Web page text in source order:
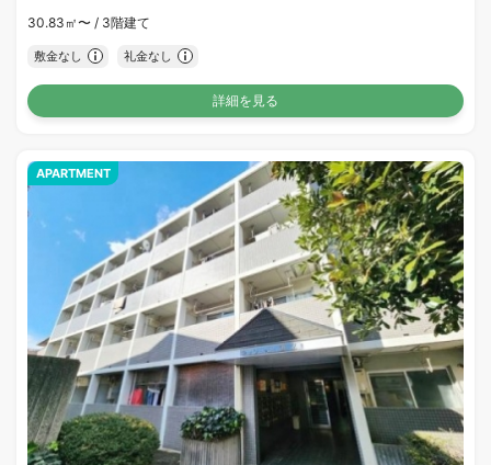
30.83㎡〜 / 3階建て
敷金なし 礼金なし
詳細を見る
APARTMENT